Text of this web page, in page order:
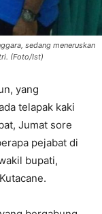
sedang meneruskan
(Foto/Ist)
yang
telapak kaki
Jumat sore
pejabat di
bupati,